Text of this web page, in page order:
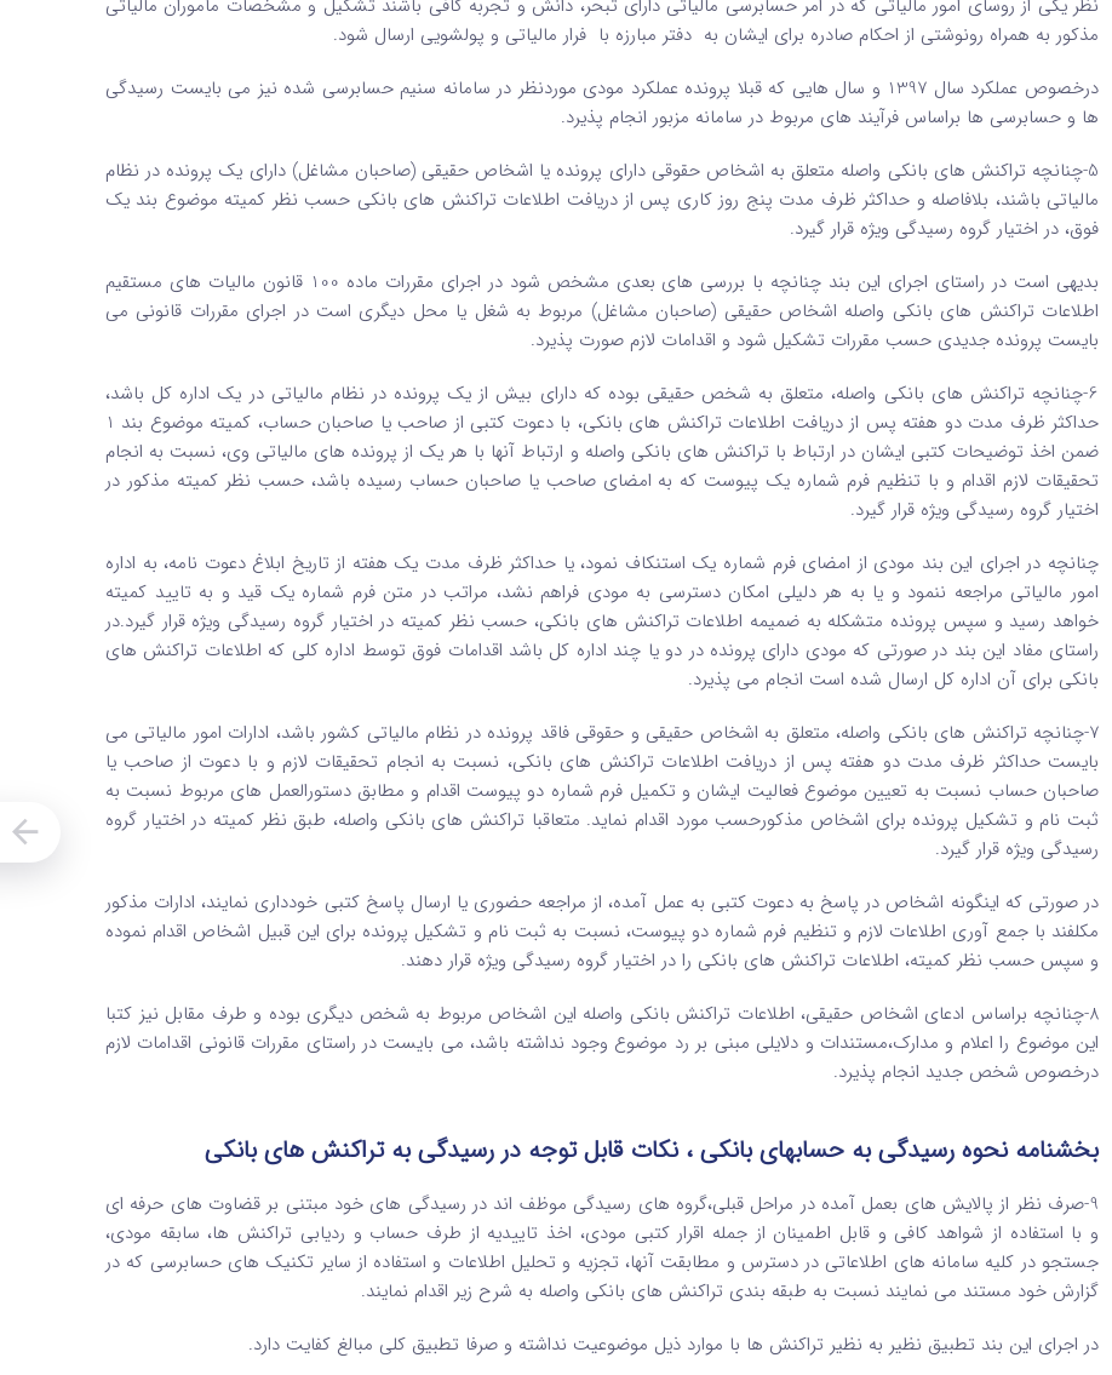
مذکور به همراه رونوشتی از احکام صادره برای ایشان به دفتر مبارزه با فرار مالیاتی و پولشویی ارسال شود.
درخصوص عملکرد سال 1397 و سال هایی که قبلا پرونده عملکرد مودی موردنظر در سامانه سنیم حسابرسی شده نیز می بایست رسیدگی
ها و حسابرسی ها براساس فرآیند های مربوط در سامانه مزبور انجام پذیرد.
5-چنانچه تراکنش های بانکی واصله متعلق به اشخاص حقوقی دارای پرونده یا اشخاص حقیقی (صاحبان مشاغل) دارای یک پرونده در نظام
مالیاتی باشند، بلافاصله و حداکثر ظرف مدت پنج روز کاری پس از دریافت اطلاعات تراکنش های بانکی حسب نظر کمیته موضوع بند یک
فوق، در اختیار گروه رسیدگی ویژه قرار گیرد.
بدیهی است در راستای اجرای این بند چنانچه با بررسی های بعدی مشخص شود در اجرای مقررات ماده 100 قانون مالیات های مستقیم
اطلاعات تراکنش های بانکی واصله اشخاص حقیقی (صاحبان مشاغل) مربوط به شغل یا محل دیگری است در اجرای مقررات قانونی می
بایست پرونده جدیدی حسب مقررات تشکیل شود و اقدامات لازم صورت پذیرد.
6-چنانچه تراکنش های بانکی واصله، متعلق به شخص حقیقی بوده که دارای بیش از یک پرونده در نظام مالیاتی در یک اداره کل باشد،
حداکثر ظرف مدت دو هفته پس از دریافت اطلاعات تراکنش های بانکی، با دعوت کتبی از صاحب یا صاحبان حساب، کمیته موضوع بند 1
ضمن اخذ توضیحات کتبی ایشان در ارتباط با تراکنش های بانکی واصله و ارتباط آنها با هر یک از پرونده های مالیاتی وی، نسبت به انجام
تحقیقات لازم اقدام و با تنظیم فرم شماره یک پیوست که به امضای صاحب یا صاحبان حساب رسیده باشد، حسب نظر کمیته مذکور در
اختیار گروه رسیدگی ویژه قرار گیرد.
چنانچه در اجرای این بند مودی از امضای فرم شماره یک استنکاف نمود، یا حداکثر ظرف مدت یک هفته از تاریخ ابلاغ دعوت نامه، به اداره
امور مالیاتی مراجعه ننمود و یا به هر دلیلی امکان دسترسی به مودی فراهم نشد، مراتب در متن فرم شماره یک قید و به تایید کمیته
خواهد رسید و سپس پرونده متشکله به ضمیمه اطلاعات تراکنش های بانکی، حسب نظر کمیته در اختیار گروه رسیدگی ویژه قرار گیرد.در
راستای مفاد این بند در صورتی که مودی دارای پرونده در دو یا چند اداره کل باشد اقدامات فوق توسط اداره کلی که اطلاعات تراکنش های
بانکی برای آن اداره کل ارسال شده است انجام می پذیرد.
7-چنانچه تراکنش های بانکی واصله، متعلق به اشخاص حقیقی و حقوقی فاقد پرونده در نظام مالیاتی کشور باشد، ادارات امور مالیاتی می
بایست حداکثر ظرف مدت دو هفته پس از دریافت اطلاعات تراکنش های بانکی، نسبت به انجام تحقیقات لازم و با دعوت از صاحب یا
صاحبان حساب نسبت به تعیین موضوع فعالیت ایشان و تکمیل فرم شماره دو پیوست اقدام و مطابق دستورالعمل های مربوط نسبت به
ثبت نام و تشکیل پرونده برای اشخاص مذکورحسب مورد اقدام نماید. متعاقبا تراکنش های بانکی واصله، طبق نظر کمیته در اختیار گروه
رسیدگی ویژه قرار گیرد.
در صورتی که اینگونه اشخاص در پاسخ به دعوت کتبی به عمل آمده، از مراجعه حضوری یا ارسال پاسخ کتبی خودداری نمایند، ادارات مذکور
مکلفند با جمع آوری اطلاعات لازم و تنظیم فرم شماره دو پیوست، نسبت به ثبت نام و تشکیل پرونده برای این قبیل اشخاص اقدام نموده
و سپس حسب نظر کمیته، اطلاعات تراکنش های بانکی را در اختیار گروه رسیدگی ویژه قرار دهند.
8-چنانچه براساس ادعای اشخاص حقیقی، اطلاعات تراکنش بانکی واصله این اشخاص مربوط به شخص دیگری بوده و طرف مقابل نیز کتبا
این موضوع را اعلام و مدارک،مستندات و دلایلی مبنی بر رد موضوع وجود نداشته باشد، می بایست در راستای مقررات قانونی اقدامات لازم
درخصوص شخص جدید انجام پذیرد.
بخشنامه نحوه رسیدگی به حسابهای بانکی ، نکات قابل توجه در رسیدگی به تراکنش های بانکی
9-صرف نظر از پالایش های بعمل آمده در مراحل قبلی،گروه های رسیدگی موظف اند در رسیدگی های خود مبتنی بر قضاوت های حرفه ای
و با استفاده از شواهد کافی و قابل اطمینان از جمله اقرار کتبی مودی، اخذ تاییدیه از طرف حساب و ردیابی تراکنش ها، سابقه مودی،
جستجو در کلیه سامانه های اطلاعاتی در دسترس و مطابقت آنها، تجزیه و تحلیل اطلاعات و استفاده از سایر تکنیک های حسابرسی که در
گزارش خود مستند می نمایند نسبت به طبقه بندی تراکنش های بانکی واصله به شرح زیر اقدام نمایند.
در اجرای این بند تطبیق نظیر به نظیر تراکنش ها با موارد ذیل موضوعیت نداشته و صرفا تطبیق کلی مبالغ کفایت دارد.